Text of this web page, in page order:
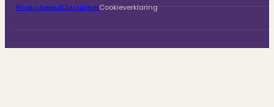
PrivacybeleidDisclaimerCookieverklaring